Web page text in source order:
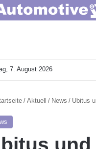
7. August 2026
/ Aktuell / News / Ubitus